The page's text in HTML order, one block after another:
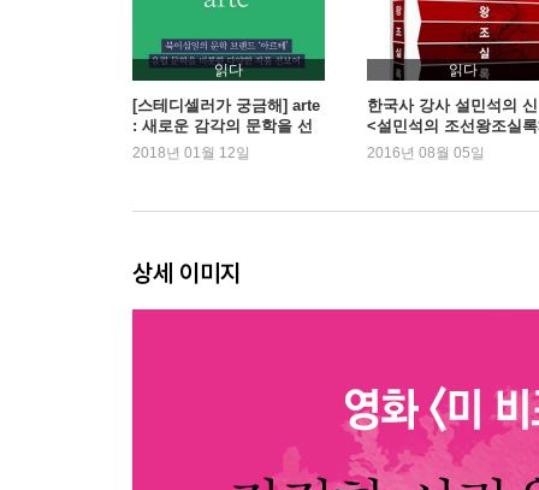
읽다
[스테디셀러가 궁금해] arte
: 새로운 감각의 문학을 선
보인다
2018년 01월 12일
읽다
한국사 강사 설민석의
<설민석의 조선왕조실
새로운 1위
2016년 08월 05일
상세 이미지